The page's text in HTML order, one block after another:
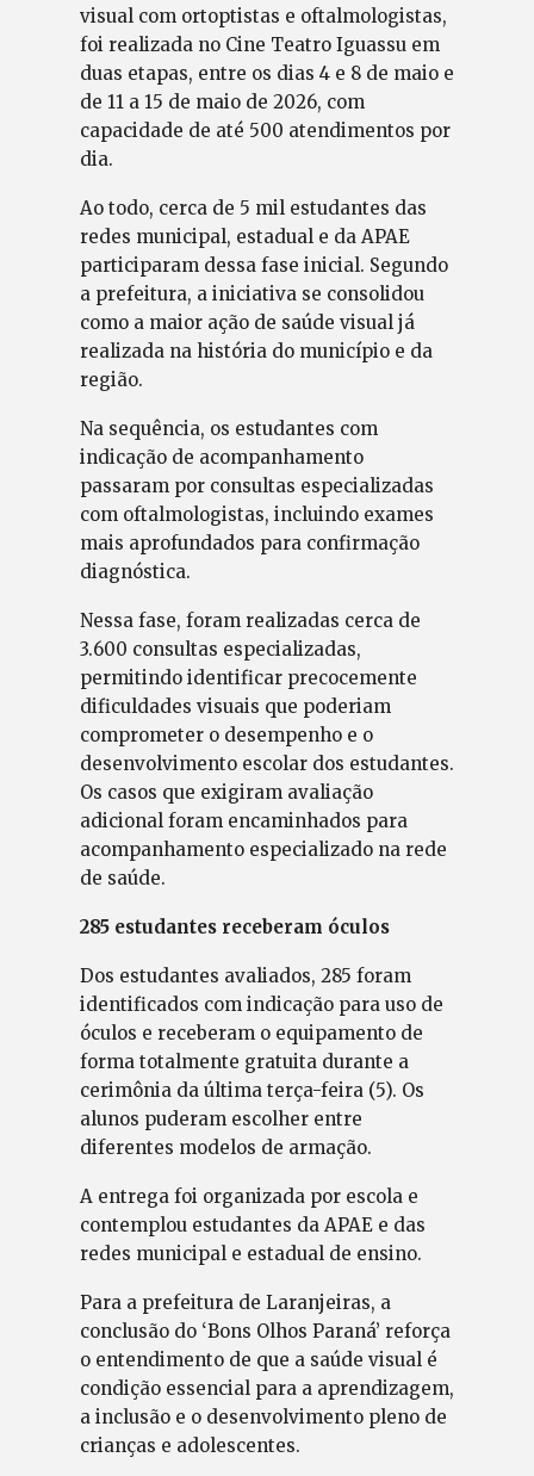
visual com ortoptistas e oftalmologistas,
foi realizada no Cine Teatro Iguassu em
duas etapas, entre os dias 4 e 8 de maio e
de 11 a 15 de maio de 2026, com
capacidade de até 500 atendimentos por
dia.
Ao todo, cerca de 5 mil estudantes das
redes municipal, estadual e da APAE
participaram dessa fase inicial. Segundo
a prefeitura, a iniciativa se consolidou
como a maior ação de saúde visual já
realizada na história do município e da
região.
Na sequência, os estudantes com
indicação de acompanhamento
passaram por consultas especializadas
com oftalmologistas, incluindo exames
mais aprofundados para confirmação
diagnóstica.
Nessa fase, foram realizadas cerca de
3.600 consultas especializadas,
permitindo identificar precocemente
dificuldades visuais que poderiam
comprometer o desempenho e o
desenvolvimento escolar dos estudantes.
Os casos que exigiram avaliação
adicional foram encaminhados para
acompanhamento especializado na rede
de saúde.
285 estudantes receberam óculos
Dos estudantes avaliados, 285 foram
identificados com indicação para uso de
óculos e receberam o equipamento de
forma totalmente gratuita durante a
cerimônia da última terça-feira (5). Os
alunos puderam escolher entre
diferentes modelos de armação.
A entrega foi organizada por escola e
contemplou estudantes da APAE e das
redes municipal e estadual de ensino.
Para a prefeitura de Laranjeiras, a
conclusão do ‘Bons Olhos Paraná’ reforça
o entendimento de que a saúde visual é
condição essencial para a aprendizagem,
a inclusão e o desenvolvimento pleno de
crianças e adolescentes.